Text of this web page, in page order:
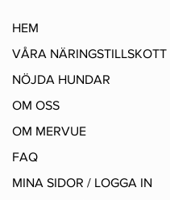
HEM
VÅRA NÄRINGSTILLSKOTT
NÖJDA HUNDAR
OM OSS
OM MERVUE
FAQ
MINA SIDOR / LOGGA IN